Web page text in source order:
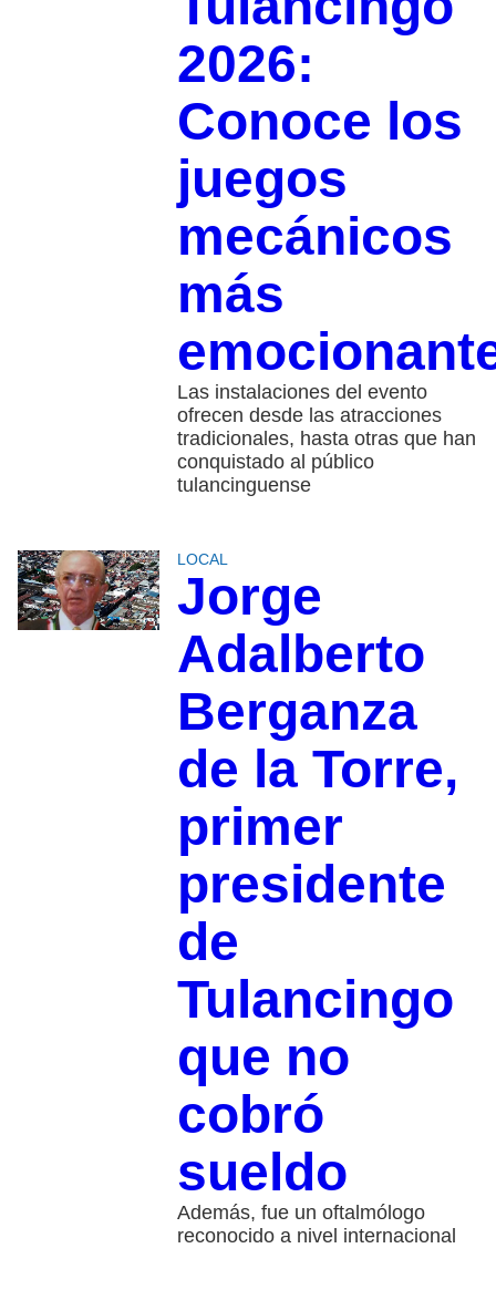
2026:
Conoce los
juegos
mecánicos
más
Las instalaciones del evento
ofrecen desde las atracciones
tradicionales, hasta otras que han
conquistado al público
tulancinguense
LOCAL
Jorge
Adalberto
Berganza
de la Torre,
primer
presidente
de
Tulancingo
que no
cobró
sueldo
Además, fue un oftalmólogo
reconocido a nivel internacional